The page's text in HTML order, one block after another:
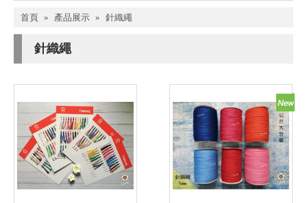
首頁 » 產品展示 » 針織繩
針織繩